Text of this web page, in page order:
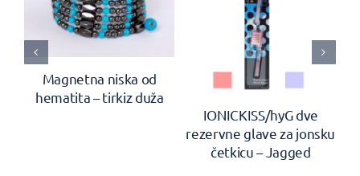
Magnetna niska od
hematita – tirkiz duža
IONICKISS/hyG dve
rezervne glave za jonsku
četkicu – Jagged